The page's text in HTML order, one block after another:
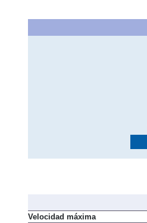
Velocidad máxima